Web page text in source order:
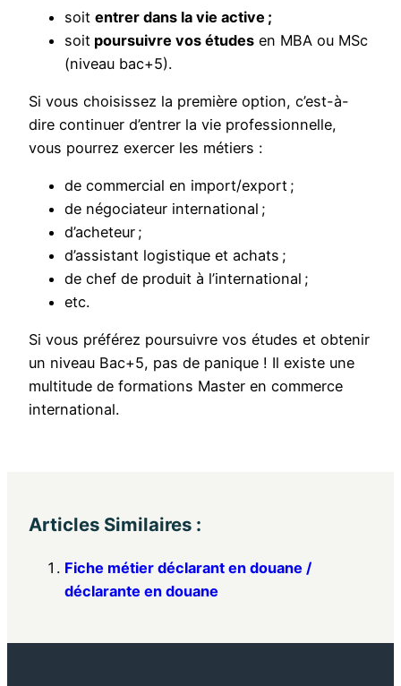
soit entrer dans la vie active ;
soit poursuivre vos études en MBA ou MSc
(niveau bac+5).
Si vous choisissez la première option, c’est-à-
dire continuer d’entrer la vie professionnelle,
vous pourrez exercer les métiers :
de commercial en import/export ;
de négociateur international ;
d’acheteur ;
d’assistant logistique et achats ;
de chef de produit à l’international ;
etc.
Si vous préférez poursuivre vos études et obtenir
un niveau Bac+5, pas de panique ! Il existe une
multitude de formations Master en commerce
international.
Articles Similaires :
Fiche métier déclarant en douane /
déclarante en douane